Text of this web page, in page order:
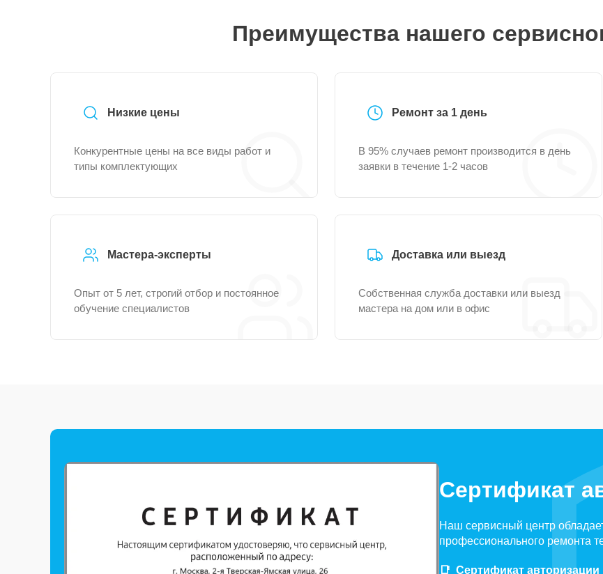
Преимущества нашего
Низкие цены
Конкурентные цены на все виды работ и
типы комплектующих
Ремонт за 1 день
В 95% случаев ремонт производится в день
заявки в течение 1-2 часов
Мастера-эксперты
Опыт от 5 лет, строгий отбор и постоянное
обучение специалистов
Доставка или выезд
Собственная служба доставки или выезд
мастера на дом или в офис
Сертификат
Наш сервисный центр
профессионального ремонта
Сертификат авторизации